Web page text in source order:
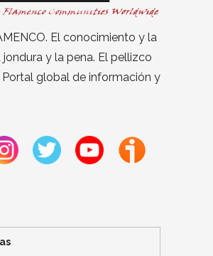
El conocimiento y la
jondura y la pena. El pellizco
Portal global de información y